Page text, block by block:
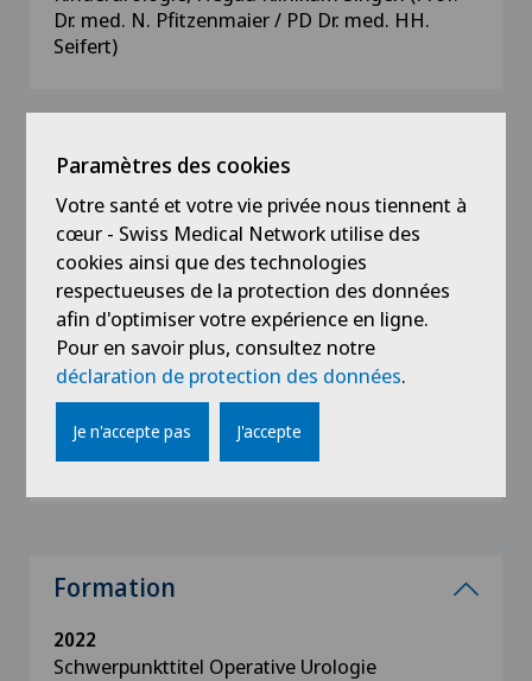
Dr. med. N. Pfitzenmaier / PD Dr. med. HH.
Seifert)
Affiliations
Schweizerische Gesellschaft für Urologie,
SGU
Deutsche Gesellschaft für Urologie, DGU
European Association of Urology, EAU
Ärztegesellschaft des Kantons Zürich, AGZ
Gesellschaft der Urologen des Kantons
Zürich
Formation
2022
Schwerpunkttitel Operative Urologie
Paramètres des cookies
Votre santé et votre vie privée nous tiennent à
cœur - Swiss Medical Network utilise des
cookies ainsi que des technologies
respectueuses de la protection des données
afin d'optimiser votre expérience en ligne.
Pour en savoir plus, consultez notre
déclaration de protection des données.
Je n'accepte pas J'accepte